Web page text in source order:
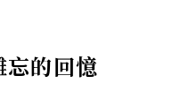
忘的回憶